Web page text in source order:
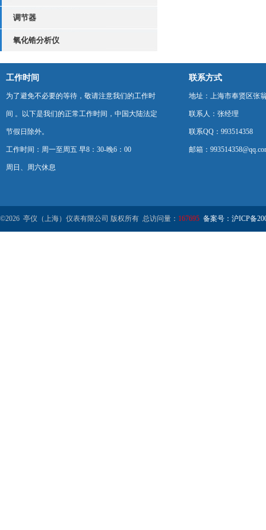
调节器
氧化锆分析仪
工作时间
为了避免不必要的等待，敬请注意我们的工作时
间 。以下是我们的正常工作时间，中国大陆法定
节假日除外。
工作时间：周一至周五 早8：30-晚6：00
周日、周六休息
联系方式
地址：上海市奉贤区张
联系人：张经理
联系QQ：993514358
邮箱：
©2026 亭仪（上海）仪表有限公司 版权所有 总访问量： 167695 备案号：沪ICP备